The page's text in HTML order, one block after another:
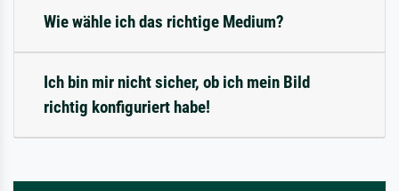
Wie wähle ich das richtige Medium?
Ich bin mir nicht sicher, ob ich mein Bild
richtig konfiguriert habe!